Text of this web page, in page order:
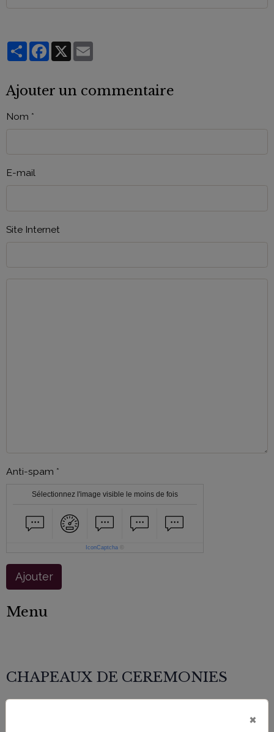
les moteurs de recherche comme Google.
PartagerFacebook
X
Ajouter un commentaire
Nom
E-mail
Site Internet
Anti-spam
Sélectionnez l'image visible le moins de fois
IconCaptcha ©
Ajouter
Menu
CHAPEAUX DE CEREMONIES
×